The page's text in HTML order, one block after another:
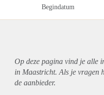
Begindatum
Op deze pagina vind je alle
in Maastricht. Als je vragen
de aanbieder.